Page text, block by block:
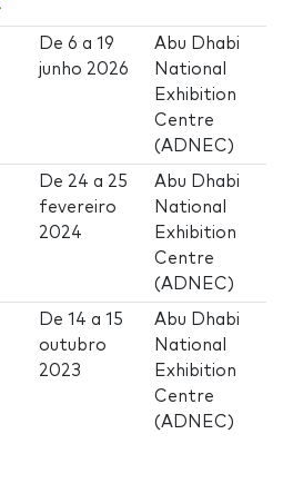
De6 a19
junho 2026
Abu Dhabi
National
Exhibition
Centre
(ADNEC)
De 24 a 25
fevereiro
2024
Abu Dhabi
National
Exhibition
Centre
(ADNEC)
De14 a15
outubro
2023
Abu Dhabi
National
Exhibition
Centre
(ADNEC)